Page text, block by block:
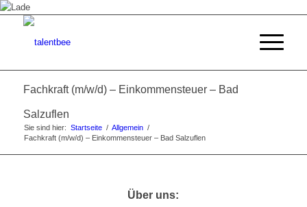
Fachkraft (m/w/d) – Einkommensteuer – Bad
Salzuflen
Sie sind hier: Startseite / Allgemein /
Fachkraft (m/w/d) – Einkommensteuer – Bad Salzuflen
Über uns: